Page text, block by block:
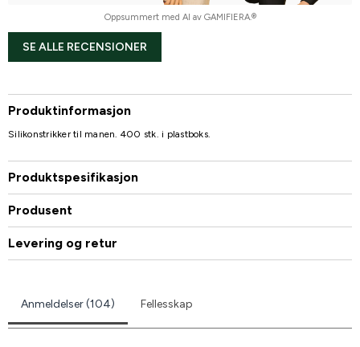
Oppsummert med AI av GAMIFIERA.®
SE ALLE RECENSIONER
Produktinformasjon
Silikonstrikker til manen. 400 stk. i plastboks.
Produktspesifikasjon
Produsent
Levering og retur
Anmeldelser (104) Fellesskap